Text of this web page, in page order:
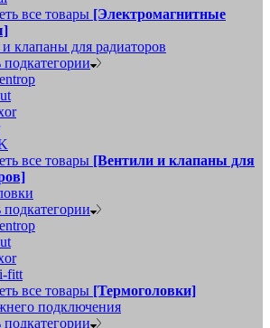
все товары [Электромагнитные
клапаны для радиаторов
подкатегории
все товары [Вентили и клапаны для
подкатегории
fitt
все товары [Термоголовки]
подключения
подкатегории